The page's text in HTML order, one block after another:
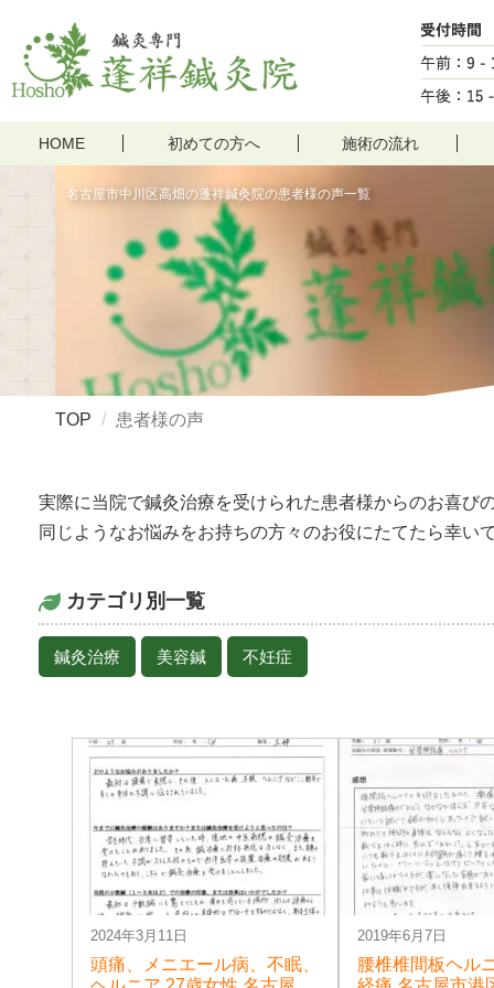
名古屋市中川区高畑の蓬祥鍼灸院の患者様の声一覧
HOME 初めての方へ 施術の流れ
TOP 患者様の声
実際に当院で鍼灸治療を受けられた患者様からのお喜び
同じようなお悩みをお持ちの方々のお役にたてたら幸い
カテゴリ別一覧
鍼灸治療 美容鍼 不妊症
2024年3月11日
頭痛、メニエール病、不眠、
2019年6月7日
腰椎椎間板ヘル